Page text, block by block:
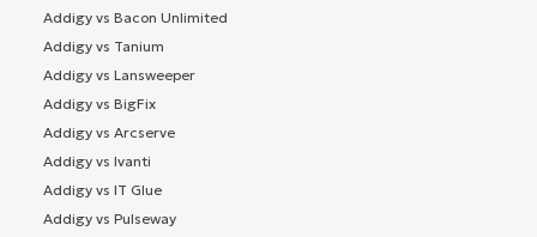
Addigy vs Bacon Unlimited
Addigy vs Tanium
Addigy vs Lansweeper
Addigy vs BigFix
Addigy vs Arcserve
Addigy vs Ivanti
Addigy vs IT Glue
Addigy vs Pulseway